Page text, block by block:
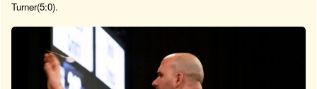
Turner(5:0).